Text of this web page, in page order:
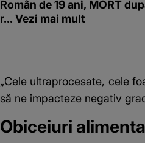
Român de 19 ani, MORT
r... Vezi mai mult
„Cele ultraprocesate, cele
să ne impacteze negativ
Obiceiuri